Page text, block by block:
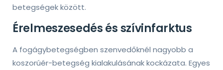
betegségek között.
Érelmeszesedés és szívinfarktus
A fogágybetegségben szenvedőknél nagyobb a
koszorúér-betegség kialakulásának kockázata. Egyes